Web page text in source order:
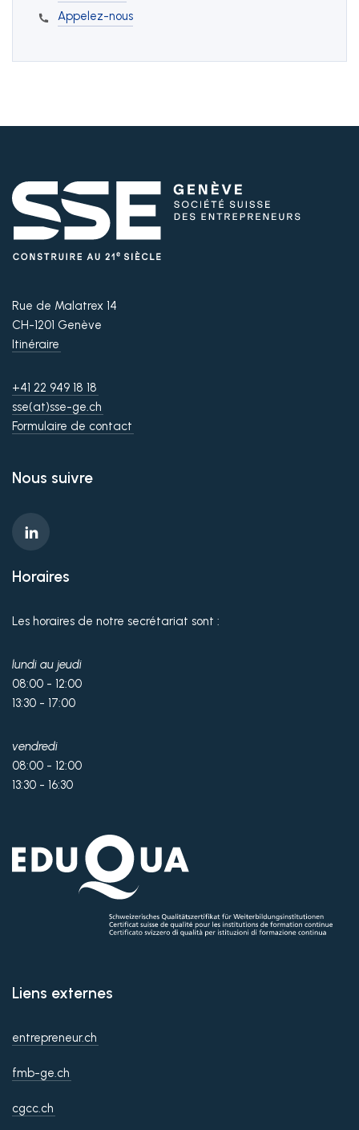
13:30 - 16:30Appelez-nous
Rue de Malatrex 14
CH-1201 Genève
Itinéraire
+41 22 949 18 18
sse(at)sse-ge.ch
Formulaire de contact
Nous suivre
Horaires
Les horaires de notre secrétariat sont :
lundi au jeudi
08:00 - 12:00
13:30 - 17:00
vendredi
08:00 - 12:00
13:30 - 16:30
Liens externes
entrepreneur.ch
fmb-ge.ch
cgcc.ch